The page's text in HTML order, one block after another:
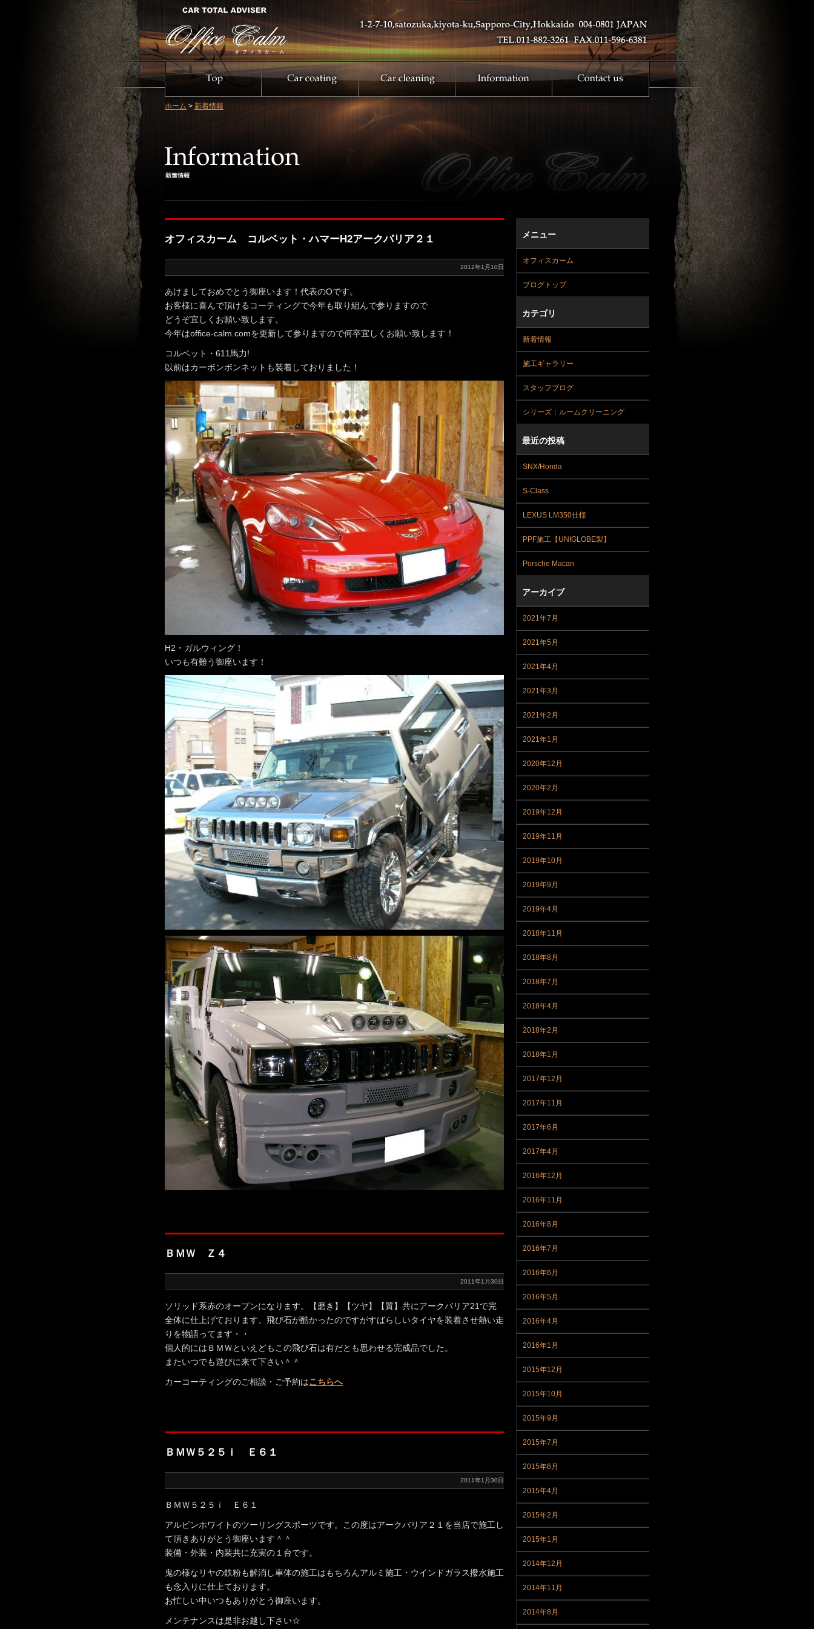
ホーム > 新着情報
オフィスカーム コルベット・ハマーH2アークバリア２１
2012年1月10日
あけましておめでとう御座います！代表のOです。
お客様に喜んで頂けるコーティングで今年も取り組んで参りますので
どうぞ宜しくお願い致します。
今年はoffice-calm.comを更新して参りますので何卒宜しくお願い致します！
コルベット・611馬力!
以前はカーボンボンネットも装着しておりました！
H2・ガルウィング！
いつも有難う御座います！
ＢＭＷ Ｚ４
2011年1月30日
ソリッド系赤のオープンになります。【磨き】【ツヤ】【質】共にアークバリア21で完
全体に仕上げております。飛び石が酷かったのですがすばらしいタイヤを装着させ熱い走
りを物語ってます・・
個人的にはＢＭＷといえどもこの飛び石は有だとも思わせる完成品でした。
またいつでも遊びに来て下さい＾＾
カーコーティングのご相談・ご予約はこちらへ
ＢＭＷ５２５ｉ Ｅ６１
2011年1月30日
ＢＭＷ５２５ｉ Ｅ６１
アルピンホワイトのツーリングスポーツです。この度はアークバリア２１を当店で施工し
て頂きありがとう御座います＾＾
装備・外装・内装共に充実の１台です。
鬼の様なリヤの鉄粉も解消し車体の施工はもちろんアルミ施工・ウインドガラス撥水施工
も念入りに仕上ております。
お忙しい中いつもありがとう御座います。
メンテナンスは是非お越し下さい☆
メニュー
オフィスカーム
ブログトップ
カテゴリ
新着情報
施工ギャラリー
スタッフブログ
シリーズ：ルームクリーニング
最近の投稿
SNX/Honda
S-Class
LEXUS LM350仕様
PPF施工【UNIGLOBE製】
Porsche Macan
アーカイブ
2021年7月
2021年5月
2021年4月
2021年3月
2021年2月
2021年1月
2020年12月
2020年2月
2019年12月
2019年11月
2019年10月
2019年9月
2019年4月
2018年11月
2018年8月
2018年7月
2018年4月
2018年2月
2018年1月
2017年12月
2017年11月
2017年6月
2017年4月
2016年12月
2016年11月
2016年8月
2016年7月
2016年6月
2016年5月
2016年4月
2016年1月
2015年12月
2015年10月
2015年9月
2015年7月
2015年6月
2015年4月
2015年2月
2015年1月
2014年12月
2014年11月
2014年8月